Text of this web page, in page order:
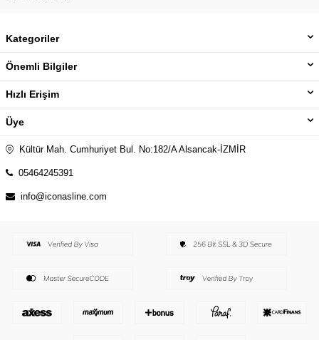
Kategoriler
Önemli Bilgiler
Hızlı Erişim
Üye
Kültür Mah. Cumhuriyet Bul. No:182/A Alsancak-İZMİR
05464245391
info@iconasline.com